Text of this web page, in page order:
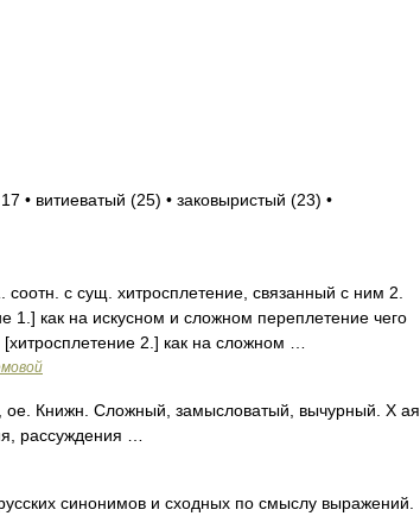
• витиеватый (25) • заковыристый (23) •
с сущ. хитросплетение, связанный с ним 2.
1.] как на искусном и сложном переплетение чего
2.] как на сложном …
Книжн. Сложный, замысловатый, вычурный. Х ая
рассуждения …
синонимов и сходных по смыслу выражений.